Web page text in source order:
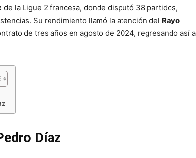
de la Ligue 2 francesa, donde disputó 38 partidos,
Su rendimiento llamó la atención del Rayo
de tres años en agosto de 2024, regresando así a
Díaz